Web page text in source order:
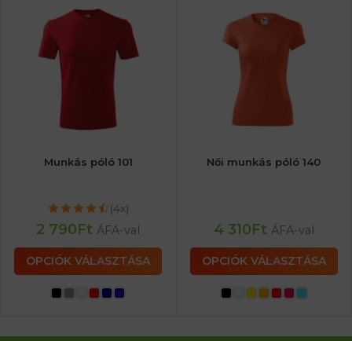
Munkás póló 101
(4x)
2 790Ft ÁFA-val
OPCIÓK VÁLASZTÁSA
Női munkás póló 140
4 310Ft ÁFA-val
OPCIÓK VÁLASZTÁSA